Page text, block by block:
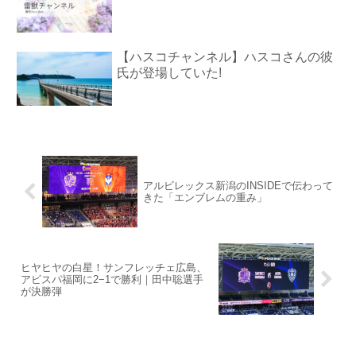
【ハスコチャンネル】ハスコさんの彼
氏が登場していた!
アルビレックス新潟のINSIDEで伝わって
きた「エンブレムの重み」
ヒヤヒヤの白星！サンフレッチェ広島、
アビスパ福岡に2−1で勝利｜田中聡選手
が決勝弾